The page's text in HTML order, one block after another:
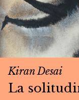
Kiran Desai
La